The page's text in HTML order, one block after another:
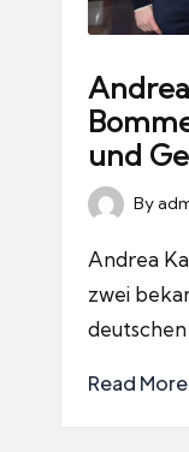
und
Posted
by
By
Andrea
zwei
Read More